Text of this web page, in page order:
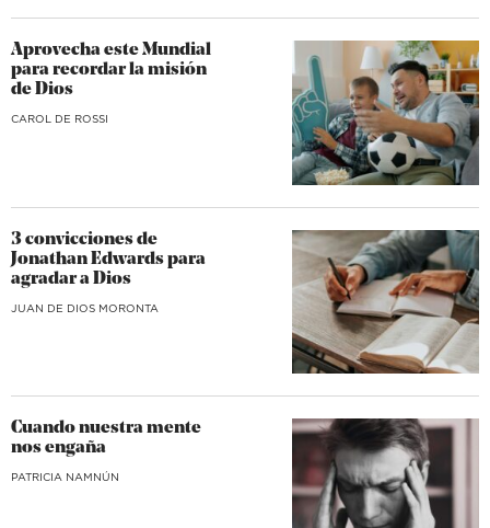
Aprovecha este Mundial
para recordar la misión
de Dios
CAROL DE ROSSI
3 convicciones de
Jonathan Edwards para
agradar a Dios
JUAN DE DIOS MORONTA
Cuando nuestra mente
nos engaña
​PATRICIA NAMNÚN